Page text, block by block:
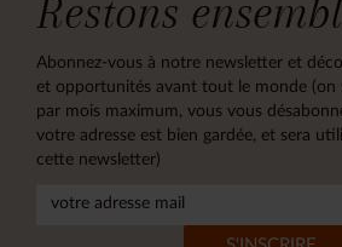
Restons
Abonnez-vous à notre newsletter et
et opportunités avant tout le monde (on
par mois maximum, vous vous
votre adresse est bien gardée, et sera
cette newsletter)